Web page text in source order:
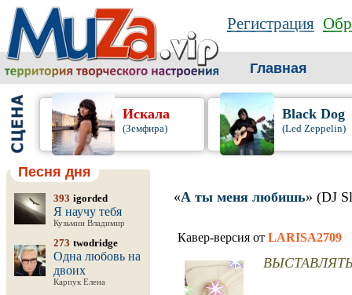
Регистрация
Главная
Искала
(Земфира)
Black Dog
(Led Zeppelin)
Песня дня
393 igorded
Я научу тебя
Кузьмин Владимир
273 twodridge
Одна любовь на
двоих
Карпук Елена
«А ты меня любишь» (DJ
Кавер-версия от LARISA2709